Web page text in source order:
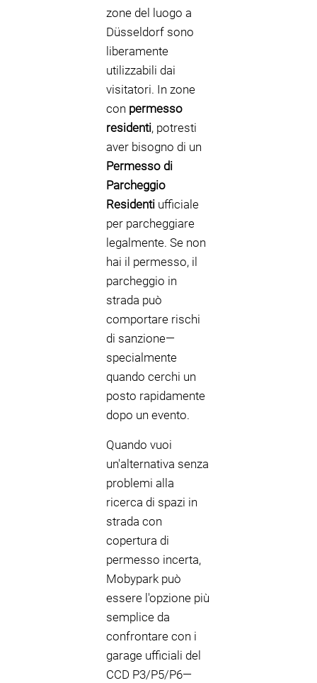
zone del luogo a
Düsseldorf sono
liberamente
utilizzabili dai
visitatori. In zone
con permesso
residenti, potresti
aver bisogno di un
Permesso di
Parcheggio
Residenti ufficiale
per parcheggiare
legalmente. Se non
hai il permesso, il
parcheggio in
strada può
comportare rischi
di sanzione—
specialmente
quando cerchi un
posto rapidamente
dopo un evento.
Quando vuoi
un'alternativa senza
problemi alla
ricerca di spazi in
strada con
copertura di
permesso incerta,
Mobypark può
essere l'opzione più
semplice da
confrontare con i
garage ufficiali del
CCD P3/P5/P6—